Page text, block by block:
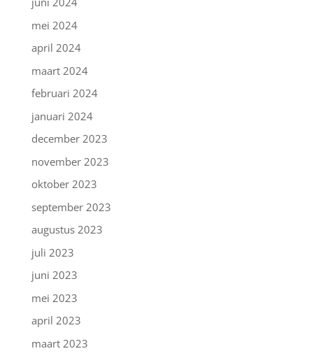
mei 2024
april 2024
maart 2024
februari 2024
januari 2024
december 2023
november 2023
oktober 2023
september 2023
augustus 2023
juli 2023
juni 2023
mei 2023
april 2023
maart 2023